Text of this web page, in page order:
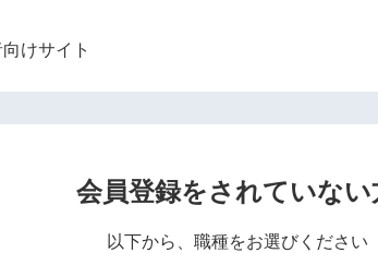
けサイト
会員登録をされていない
以下から、職種をお選びください